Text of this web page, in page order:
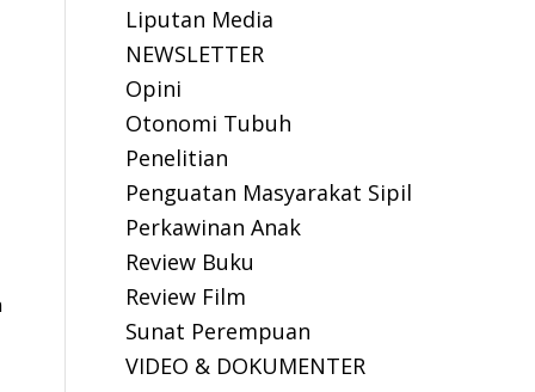
Liputan Media
NEWSLETTER
Opini
Otonomi Tubuh
Penelitian
Penguatan Masyarakat Sipil
Perkawinan Anak
Review Buku
Review Film
Sunat Perempuan
VIDEO & DOKUMENTER